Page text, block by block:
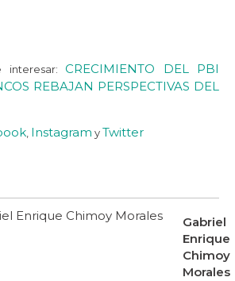
interesar: CRECIMIENTO DEL PBI
REBAJAN PERSPECTIVAS DEL
Instagram yTwitter
Gabriel
Enrique
Chimoy
Morales